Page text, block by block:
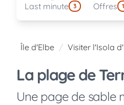
Last minute 3 Offres 1
Île d'Elbe Visiter l'Isola
La plage de
Une page de sable